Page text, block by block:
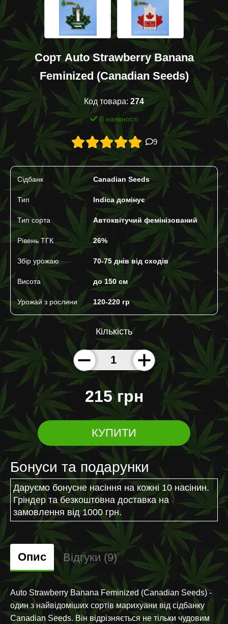
Сорт Auto Strawberry Banana
Feminized (Canadian Seeds)
Код товара: 274
В наявності
9
Сідбанк Canadian Seeds
Тип Indica домінує
Тип сорта Автоквітучий фемінізований
Рівень ТГК 26%
Збір урожаю 70-75 днів від сходів
Висота до 150 cм
Урожай з рослини 120-220 гр
Кількість
215 грн
КУПИТИ
Бонуси та подарунки
Даруємо бонусне насіння на кожні 10 насінин.
Гріндер та безкоштовна доставка на
замовлення від 1000 грн.
Опис Відгуки (9)
Auto Strawberry Banana Feminized (Canadian Seeds) -
один з найвідоміших сортів марихуани від сідбанку
Canadian Seeds. Він відрізняється не тільки чудовим